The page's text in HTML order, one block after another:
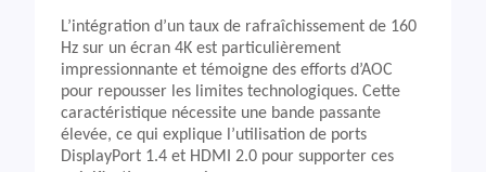
L’intégration d’un taux de rafraîchissement de 160
Hz sur un écran 4K est particulièrement
impressionnante et témoigne des efforts d’AOC
pour repousser les limites technologiques. Cette
caractéristique nécessite une bande passante
élevée, ce qui explique l’utilisation de ports
DisplayPort 1.4 et HDMI 2.0 pour supporter ces